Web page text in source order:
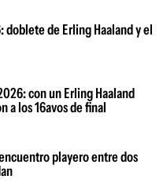
de Erling Haaland y el
con un Erling Haaland
a los 16avos de final
playero entre dos